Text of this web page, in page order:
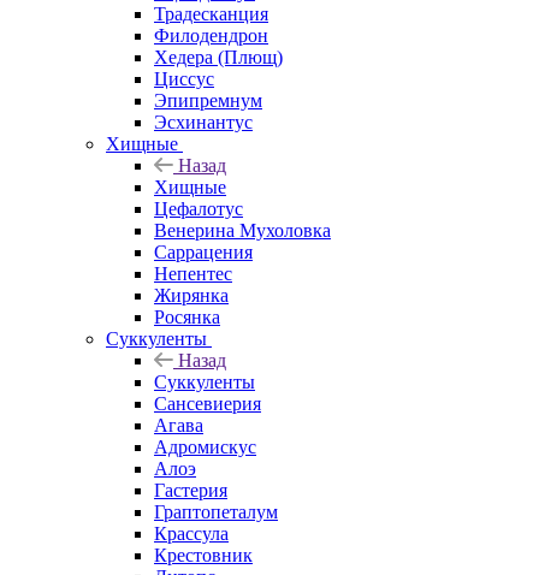
Традесканция
Филодендрон
Хедера (Плющ)
Циссус
Эпипремнум
Эсхинантус
Хищные
Назад
Хищные
Цефалотус
Венерина Мухоловка
Саррацения
Непентес
Жирянка
Росянка
Суккуленты
Назад
Суккуленты
Сансевиерия
Агава
Адромискус
Алоэ
Гастерия
Граптопеталум
Крассула
Крестовник